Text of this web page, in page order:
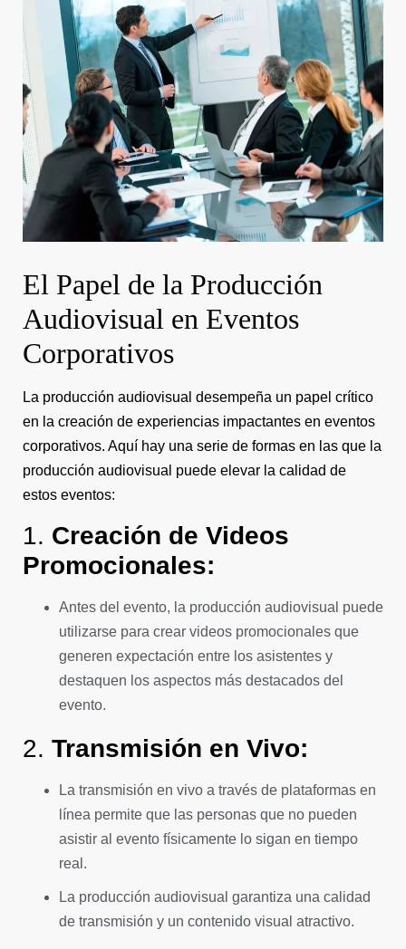
El Papel de la Producción
Audiovisual en Eventos
Corporativos
La producción audiovisual desempeña un papel crítico
en la creación de experiencias impactantes en eventos
corporativos. Aquí hay una serie de formas en las que la
producción audiovisual puede elevar la calidad de
estos eventos:
1. Creación de Videos
Promocionales:
Antes del evento, la producción audiovisual puede
utilizarse para crear videos promocionales que
generen expectación entre los asistentes y
destaquen los aspectos más destacados del
evento.
2. Transmisión en Vivo:
La transmisión en vivo a través de plataformas en
línea permite que las personas que no pueden
asistir al evento físicamente lo sigan en tiempo
real.
La producción audiovisual garantiza una calidad
de transmisión y un contenido visual atractivo.